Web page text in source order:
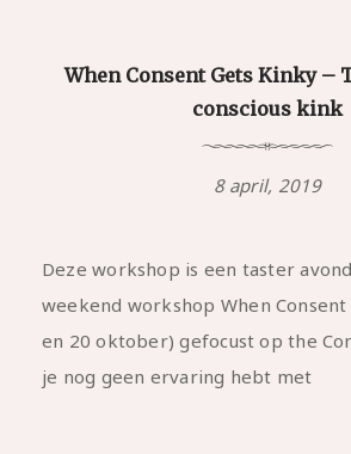
When Consent Gets Kinky –
conscious kink
8 april, 2019
Deze workshop is een taster
weekend workshop When
en 20 oktober) gefocust op the
je nog geen ervaring hebt met